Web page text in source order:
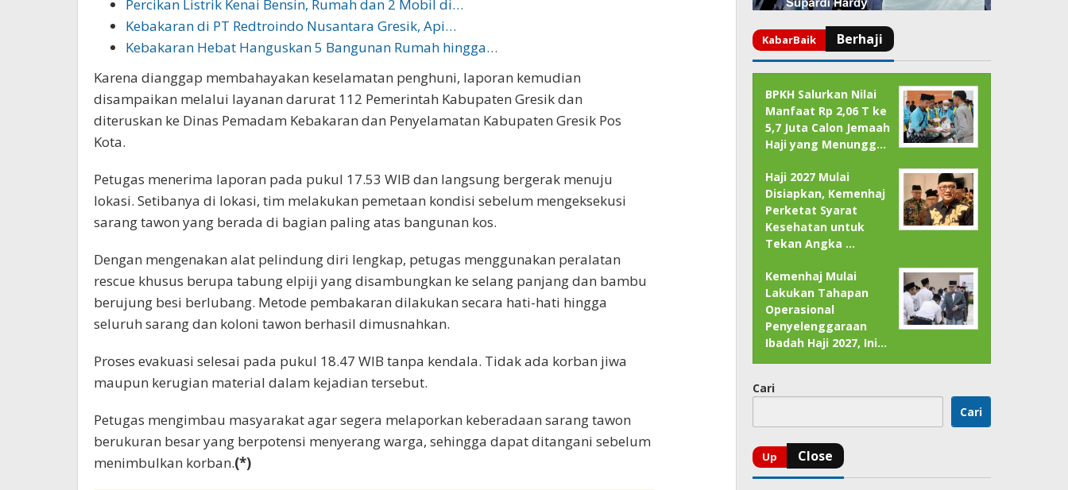
Percikan Listrik Kenai Bensin, Rumah dan 2 Mobil di…
Kebakaran di PT Redtroindo Nusantara Gresik, Api…
Kebakaran Hebat Hanguskan 5 Bangunan Rumah hingga…
Karena dianggap membahayakan keselamatan penghuni, laporan kemudian
disampaikan melalui layanan darurat 112 Pemerintah Kabupaten Gresik dan
diteruskan ke Dinas Pemadam Kebakaran dan Penyelamatan Kabupaten Gresik Pos
Kota.
Petugas menerima laporan pada pukul 17.53 WIB dan langsung bergerak menuju
lokasi. Setibanya di lokasi, tim melakukan pemetaan kondisi sebelum mengeksekusi
sarang tawon yang berada di bagian paling atas bangunan kos.
Dengan mengenakan alat pelindung diri lengkap, petugas menggunakan peralatan
rescue khusus berupa tabung elpiji yang disambungkan ke selang panjang dan bambu
berujung besi berlubang. Metode pembakaran dilakukan secara hati-hati hingga
seluruh sarang dan koloni tawon berhasil dimusnahkan.
Proses evakuasi selesai pada pukul 18.47 WIB tanpa kendala. Tidak ada korban jiwa
maupun kerugian material dalam kejadian tersebut.
Petugas mengimbau masyarakat agar segera melaporkan keberadaan sarang tawon
berukuran besar yang berpotensi menyerang warga, sehingga dapat ditangani sebelum
menimbulkan korban.(*)
BPKH Salurkan Nilai
Manfaat Rp 2,06 T ke
5,7 Juta Calon Jemaah
Haji yang Menungg…
Haji 2027 Mulai
Disiapkan, Kemenhaj
Perketat Syarat
Kesehatan untuk
Tekan Angka …
Kemenhaj Mulai
Lakukan Tahapan
Operasional
Penyelenggaraan
Ibadah Haji 2027, Ini…
Cari
Cari